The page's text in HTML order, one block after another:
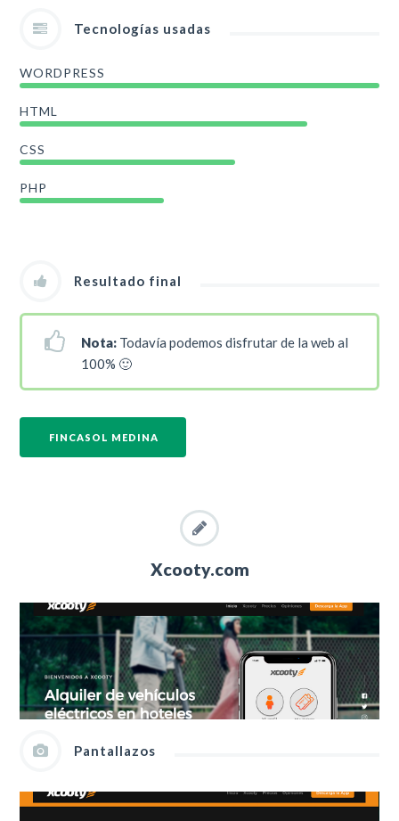
Tecnologías usadas
WORDPRESS
HTML
CSS
PHP
Resultado final
Nota: Todavía podemos disfrutar de la web al
100% 🙂
FINCASOL MEDINA
Xcooty.com
Pantallazos